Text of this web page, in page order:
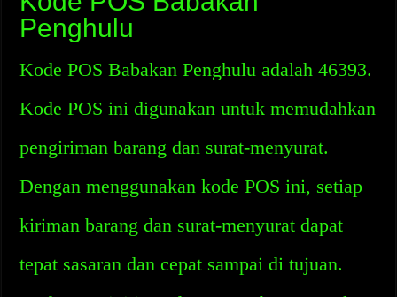
Penghulu
Kode POS Babakan Penghulu adalah 46393.
Kode POS ini digunakan untuk memudahkan
pengiriman barang dan surat-menyurat.
Dengan menggunakan kode POS ini, setiap
kiriman barang dan surat-menyurat dapat
tepat sasaran dan cepat sampai di tujuan.